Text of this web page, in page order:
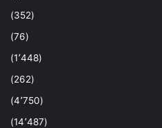
(352)
(76)
(1٬448)
(262)
(4٬750)
(14٬487)